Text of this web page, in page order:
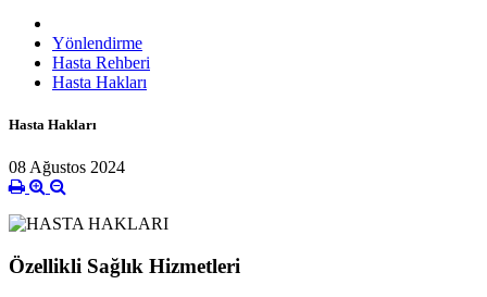
Yönlendirme
Hasta Rehberi
Hasta Hakları
Hasta Hakları
08 Ağustos 2024
Özellikli Sağlık Hizmetleri